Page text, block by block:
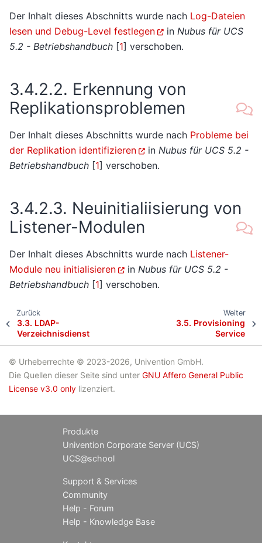
Der Inhalt dieses Abschnitts wurde nach Log-Dateien
lesen und Debug-Level festlegen
in Nubus für UCS
5.2 - Betriebshandbuch [1] verschoben.
3.4.2.2. Erkennung von
Replikationsproblemen
Der Inhalt dieses Abschnitts wurde nach Probleme bei
der Replikation identifizieren
in Nubus für UCS 5.2 -
Betriebshandbuch [1] verschoben.
3.4.2.3. Neuinitialiisierung von
Listener-Modulen
Der Inhalt dieses Abschnitts wurde nach Listener-
Module neu initialisieren
in Nubus für UCS 5.2 -
Betriebshandbuch [1] verschoben.
Zurück
3.3. LDAP-
Verzeichnisdienst
Weiter
3.5. Provisioning
Service
© Urheberrechte © 2023-2026, Univention GmbH.
Die Quellen dieser Seite sind unter GNU Affero General Public
License v3.0 only lizenziert.
Produkte
Univention Corporate Server (UCS)
UCS@school
Support & Services
Community
Help - Forum
Help - Knowledge Base